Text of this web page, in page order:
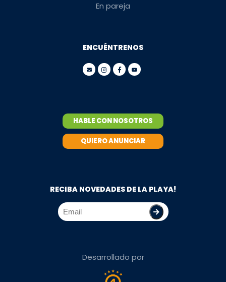
En pareja
ENCUÉNTRENOS
HABLE CON NOSOTROS
QUIERO ANUNCIAR
RECIBA NOVEDADES DE LA PLAYA!
Desarrollado por